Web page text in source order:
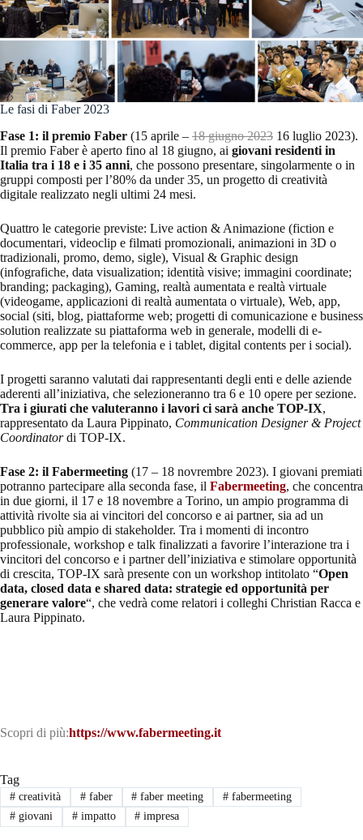
Le fasi di Faber 2023
Fase 1: il premio Faber (15 aprile – 18 giugno 2023 16 luglio 2023).
Il premio Faber è aperto fino al 18 giugno, ai giovani residenti in
Italia tra i 18 e i 35 anni, che possono presentare, singolarmente o in
gruppi composti per l’80% da under 35, un progetto di creatività
digitale realizzato negli ultimi 24 mesi.
Quattro le categorie previste: Live action & Animazione (fiction e
documentari, videoclip e filmati promozionali, animazioni in 3D o
tradizionali, promo, demo, sigle), Visual & Graphic design
(infografiche, data visualization; identità visive; immagini coordinate;
branding; packaging), Gaming, realtà aumentata e realtà virtuale
(videogame, applicazioni di realtà aumentata o virtuale), Web, app,
social (siti, blog, piattaforme web; progetti di comunicazione e business
solution realizzate su piattaforma web in generale, modelli di e-
commerce, app per la telefonia e i tablet, digital contents per i social).
I progetti saranno valutati dai rappresentanti degli enti e delle aziende
aderenti all’iniziativa, che selezioneranno tra 6 e 10 opere per sezione.
Tra i giurati che valuteranno i lavori ci sarà anche TOP-IX,
rappresentato da Laura Pippinato, Communication Designer & Project
Coordinatordi TOP-IX.
Fase 2: il Fabermeeting (17 – 18 novrembre 2023). I giovani premiati
potranno partecipare alla seconda fase, il Fabermeeting, che concentra
in due giorni, il 17 e 18 novembre a Torino, un ampio programma di
attività rivolte sia ai vincitori del concorso e ai partner, sia ad un
pubblico più ampio di stakeholder. Tra i momenti di incontro
professionale, workshop e talk finalizzati a favorire l’interazione tra i
vincitori del concorso e i partner dell’iniziativa e stimolare opportunità
di crescita, TOP-IX sarà presente con un workshop intitolato “Open
data, closed data e shared data: strategie ed opportunità per
generare valore“, che vedrà come relatori i colleghi Christian Racca e
Laura Pippinato.
Scopri di più:https://www.fabermeeting.it
Tag
#creatività #faber # faber meeting # fabermeeting
#giovani #impatto # impresa